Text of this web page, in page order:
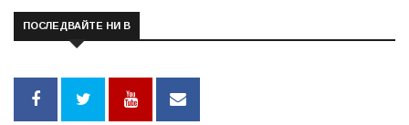
ПОСЛЕДВАЙТЕ НИ В